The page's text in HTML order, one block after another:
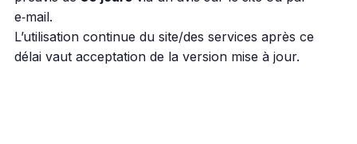
e‑mail.
L’utilisation continue du site/des services après ce
délai vaut acceptation de la version mise à jour.